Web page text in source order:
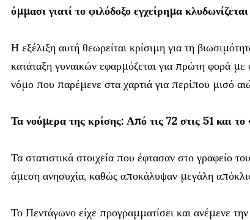
όμμασι γιατί το φιλόδοξο εγχείρημα
Η εξέλιξη αυτή θεωρείται κρίσιμη για τη
κατάταξη γυναικών εφαρμόζεται για πρώτη φορά
νόμο που παρέμενε στα χαρτιά για περίπου μισό
Τα νούμερα της κρίσης: Από τις 72 στις 51 και
Τα στατιστικά στοιχεία που έφτασαν στο γραφείο
άμεση ανησυχία, καθώς αποκάλυψαν μεγάλη
Το Πεντάγωνο είχε προγραμματίσει και ανέμενε